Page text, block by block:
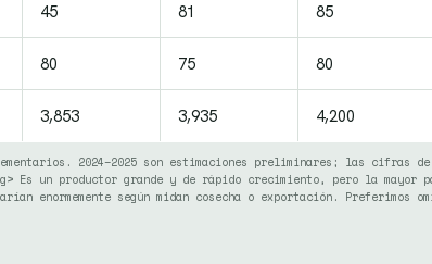
45 81 85
80 75 80
3,853 3,935 4,200
2024–2025 son estimaciones preliminares; las cifras
Es un productor grande y de rápido crecimiento, pero la mayor
enormemente según midan cosecha o exportación.